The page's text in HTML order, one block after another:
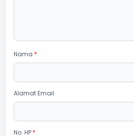
Nama *
Alamat Email
No. HP *